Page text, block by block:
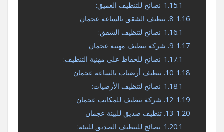
1.15.1 نصائح للتنظيف العميق:
1.16 8. تنظيف الشقق بالساعة عجمان
1.16.1 نصائح لتنظيف الشقق:
1.17 9. شركة تنظيف مهنية عجمان
1.17.1 نصائح للحفاظ على مهنية التنظيف:
1.18 10. تنظيف أرضيات بالساعة عجمان
1.18.1 نصائح لتنظيف الأرضيات:
1.19 12. شركة تنظيف للمكاتب عجمان
1.20 13. تنظيف صديق للبيئة عجمان
1.20.1 نصائح للتنظيف الصديق للبيئة: